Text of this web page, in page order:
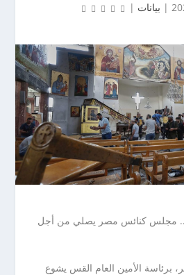
| بيانات |
مجلس كنائس مصر يصلي من أجل
الأمين العام القس يشوع